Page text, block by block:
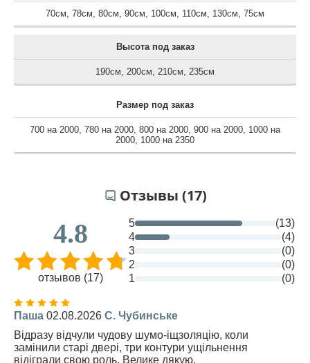
70см 78см 80см 90см 100см 110см 130см 75см
Высота под заказ
190см 200см 210см 235см
Размер под заказ
700 на 2000 780 на 2000 800 на 2000 900 на 2000 1000 на
2000 1000 на 2350
Отзывы (17)
4.8
отзывов (17)
5
(13)
4
(4)
3
(0)
2
(0)
1
(0)
Паша 02.08.2026 С. Чубинське
Відразу відчули чудову шумо-іщзоляцію, коли
замінили старі двері, три контури ущільнення
відіграли свою роль. Велике дякую.